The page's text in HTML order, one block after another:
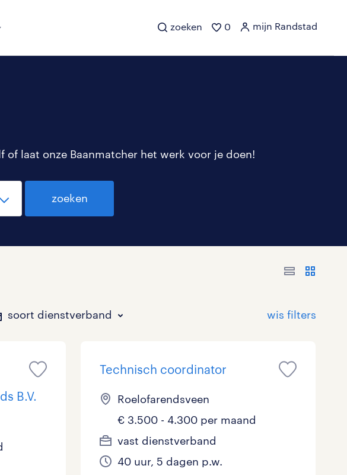
zoeken 0 mijn Randstad
laat onze Baanmatcher het werk voor je doen!
zoeken
soort dienstverband
Bouw 0
Commercieel / Verkoop 13
HAVO/VWO 2
MBO 105
17 - 24 uur 65
37 - 40+ uur 80
Tijdelijk met uitzicht op vast
B.V.
Technisch coordinator
Roelofarendsveen
€ 3.500 - 4.300 per maand
vast dienstverband
40 uur, 5 dagen p.w.